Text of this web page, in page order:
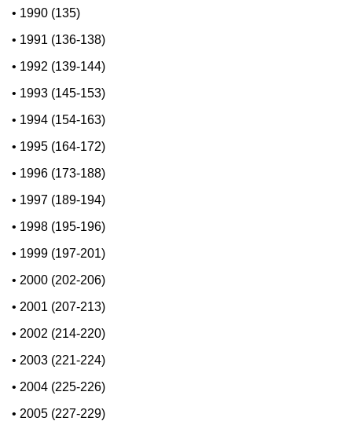
• 1990 (135)
• 1991 (136-138)
• 1992 (139-144)
• 1993 (145-153)
• 1994 (154-163)
• 1995 (164-172)
• 1996 (173-188)
• 1997 (189-194)
• 1998 (195-196)
• 1999 (197-201)
• 2000 (202-206)
• 2001 (207-213)
• 2002 (214-220)
• 2003 (221-224)
• 2004 (225-226)
• 2005 (227-229)